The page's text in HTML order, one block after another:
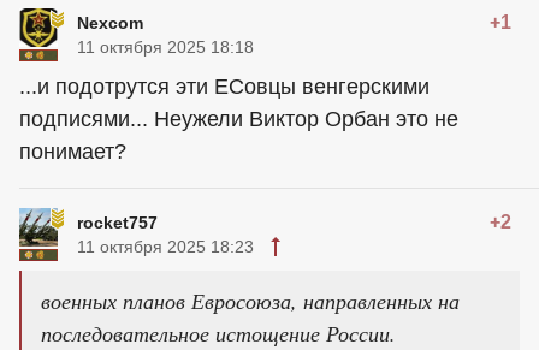
Nexcom +1
11 октября 2025 18:18
...и подотрутся эти ЕСовцы венгерскими
подписями... Неужели Виктор Орбан это не
понимает?
rocket757 +2
11 октября 2025 18:23
военных планов Евросоюза, направленных на
последовательное истощение России.